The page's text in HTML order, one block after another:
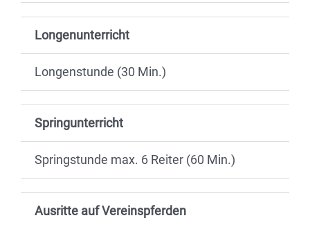
Longenunterricht
Longenstunde (30 Min.)
Springunterricht
Springstunde max. 6 Reiter (60 Min.)
Ausritte auf Vereinspferden